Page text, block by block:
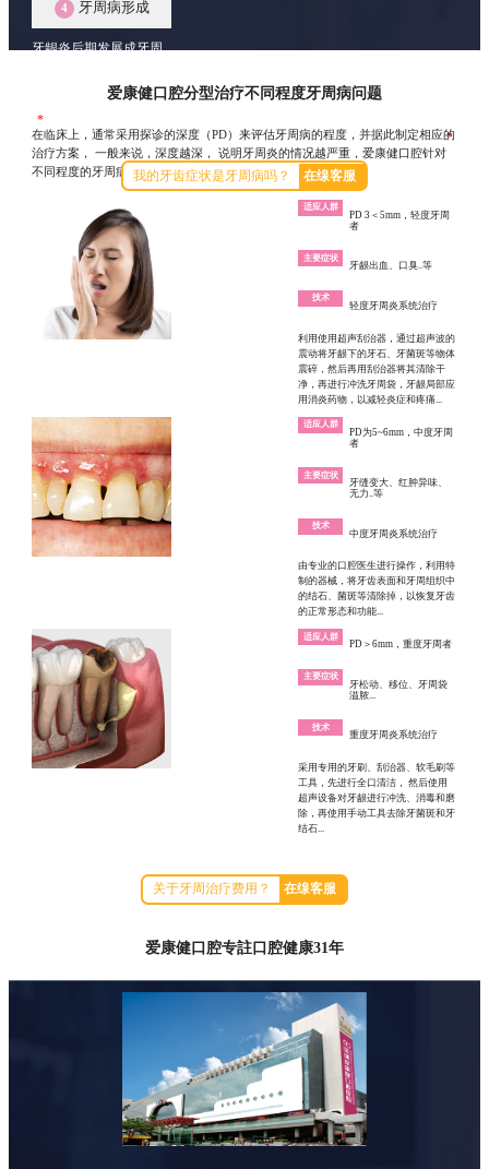
4 牙周病形成
牙龈炎后期发展成牙周
*牙周病一般是不能自愈的，不及时治疗病情会长期存在，一旦造成牙槽
骨的吸收和破坏，很难恢复到正常。因此，应早发现、早诊断、早治疗*
我的牙齿症状是牙周病吗？ 在缐客服
爱康健口腔分型治疗不同程度牙周病问题
在临床上，通常采用探诊的深度（PD）来评估牙周病的程度，并据此制定相应的
治疗方案， 一般来说，深度越深， 说明牙周炎的情况越严重，爱康健口腔针对
不同程度的牙周病实施针对性治疗方案。
适应人群
PD 3＜5mm，轻度牙周
者
主要症状
牙龈出血、口臭..等
技术
轻度牙周炎系统治疗
利用使用超声刮治器，通过超声波的
震动将牙龈下的牙石、牙菌斑等物体
震碎，然后再用刮治器将其清除干
净，再进行冲洗牙周袋，牙龈局部应
用消炎药物，以减轻炎症和疼痛...
适应人群
PD为5~6mm，中度牙周
者
主要症状
牙缝变大、红肿异味、
无力..等
技术
中度牙周炎系统治疗
由专业的口腔医生进行操作，利用特
制的器械，将牙齿表面和牙周组织中
的结石、菌斑等清除掉，以恢复牙齿
的正常形态和功能...
适应人群
PD＞6mm，重度牙周者
主要症状
牙松动、移位、牙周袋
溢脓...
技术
重度牙周炎系统治疗
采用专用的牙刷、刮治器、软毛刷等
工具，先进行全口清洁， 然后使用
超声设备对牙龈进行冲洗、消毒和磨
除，再使用手动工具去除牙菌斑和牙
结石...
关于牙周治疗费用？ 在缐客服
爱康健口腔专註口腔健康31年